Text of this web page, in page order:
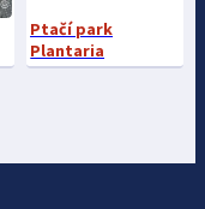
Ptačí park
Plantaria